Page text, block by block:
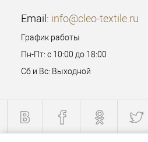
Email: info@cleo-textile.ru
График работы
Пн-Пт: с 10:00 до 18:00
Сб и Вс: Выходной